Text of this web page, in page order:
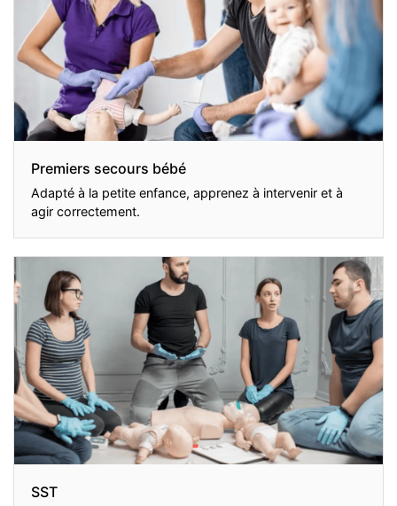
Premiers secours bébé
Adapté à la petite enfance, apprenez à intervenir et à
agir correctement.
SST